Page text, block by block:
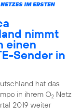
IM ERSTEN
nimmt
einen
Sender in
hat das
in ihrem O2Netz
2019 weiter